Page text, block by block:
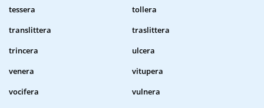
tessera
tollera
translittera
traslittera
trincera
ulcera
venera
vitupera
vocifera
vulnera